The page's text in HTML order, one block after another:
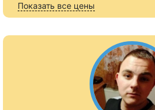
Показать все цены